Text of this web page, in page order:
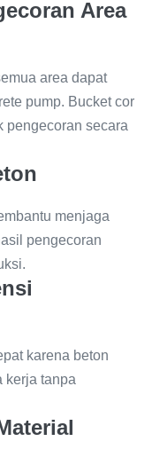
Area
area dapat
pump. Bucket cor
pengecoran secara
menjaga
pengecoran
karena beton
kerja tanpa